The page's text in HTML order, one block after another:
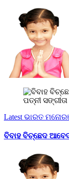
Latest ଭାରତ
ବିବାହ ବିଚ୍ଛେଦ